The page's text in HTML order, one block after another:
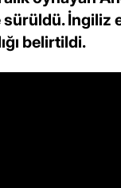
İngiliz
belirtildi.